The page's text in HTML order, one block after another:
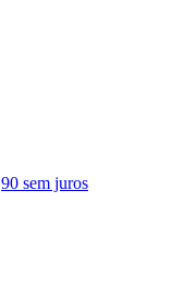
sem juros